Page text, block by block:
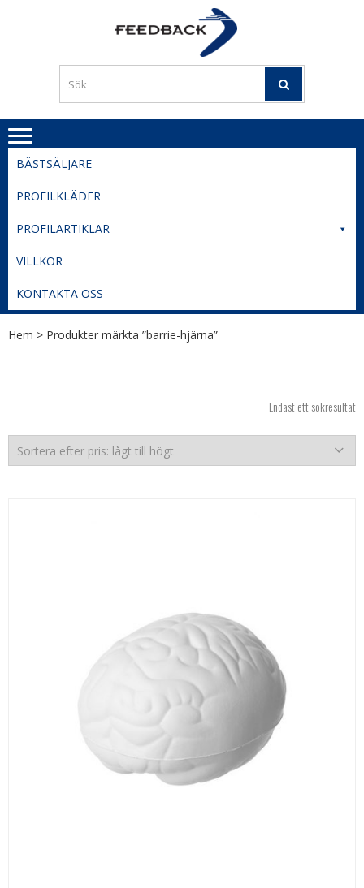
TIL
BESTE
PRISER
BÄSTSÄLJARE
PROFILKLÄDER
PROFILARTIKLAR
VILLKOR
KONTAKTA OSS
Hem > Produkter märkta ”barrie-hjärna”
Endast ett sökresultat